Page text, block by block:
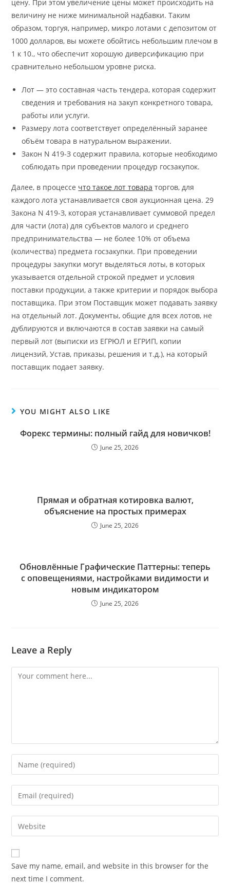
цену. При этом увеличение цены может происходить на
величину не ниже минимальной надбавки. Таким
образом, торгуя, например, микро лотами с депозитом от
1000 долларов, вы можете обойтись небольшим плечом в
1 к 10., что обеспечит хорошую диверсификацию при
сравнительно небольшом уровне риска.
Лот — это составная часть тендера, которая содержит
сведения и требования на закуп конкретного товара,
работы или услуги.
Размеру лота соответствует определённый заранее
объём товара в натуральном выражении.
Закон N 419-З содержит правила, которые необходимо
соблюдать при проведении процедур госзакупок.
Далее, в процессе что такое лот товара торгов, для
каждого лота устанавливается своя аукционная цена. 29
Закона N 419-З, которая устанавливает суммовой предел
для части (лота) для субъектов малого и среднего
предпринимательства — не более 10% от объема
(количества) предмета госзакупки. При проведении
процедуры закупки могут выделяться лоты, в которых
указывается отдельной строкой предмет и условия
поставки продукции, а также критерии и порядок выбора
поставщика. При этом Поставщик может подавать заявку
на отдельный лот. Документы, общие для всех лотов, не
дублируются и включаются в состав заявки на самый
первый лот (выписки из ЕГРЮЛ и ЕГРИП, копии
лицензий, Устав, приказы, решения и т.д.), на который
поставщик подает заявку.
YOU MIGHT ALSO LIKE
Форекс термины: полный гайд для новичков!
June 25, 2026
Прямая и обратная котировка валют,
объяснение на простых примерах
June 25, 2026
Обновлённые Графические Паттерны: теперь
с оповещениями, настройками видимости и
новым индикатором
June 25, 2026
Leave a Reply
Comment
Enter
your
name
comment
Enter
your
email
address
comment
Enter
your
website
URL
(optional)
Save my name, email, and website in this browser for the
next time I comment.